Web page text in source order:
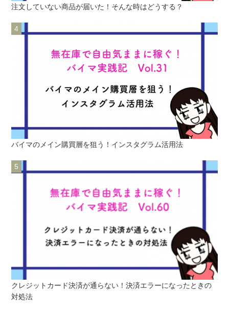
注文していない商品が届いた！そんな時はどうする？
バイマのメイン購買層を狙う！インスタグラム活用法
クレジットカード決済が通らない！決済エラーになったときの
対処法